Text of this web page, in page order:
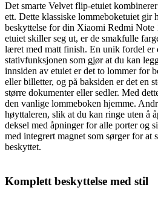
Det smarte Velvet flip-etuiet
ett. Dette klassiske lommeboketuiet gir
beskyttelse for din Xiaomi Redmi Note
etuiet skiller seg ut, er de smakfulle
læret med matt finish. En unik fordel er
stativfunksjonen som gjør at du kan
innsiden av etuiet er det to lommer for
eller billetter, og på baksiden er det en
større dokumenter eller sedler. Med
den vanlige lommeboken hjemme.
høyttaleren, slik at du kan ringe uten å
deksel med åpninger for alle porter og
med integrert magnet som sørger for at
beskyttet.
Komplett beskyttelse med stil